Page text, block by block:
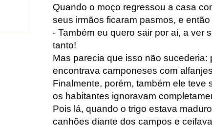
Quando o moço regressou a casa
seus irmãos ficaram pasmos, e
- Também eu quero sair por ai, a ver
tanto!
Mas parecia que isso não sucederia:
encontrava camponeses com
Finalmente, porém, também ele teve
os habitantes ignoravam
Pois lá, quando o trigo estava
canhões diante dos campos e